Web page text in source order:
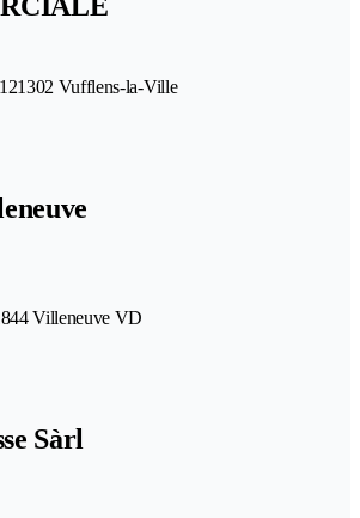
1302 Vufflens-la-Ville
Villeneuve VD
Sàrl